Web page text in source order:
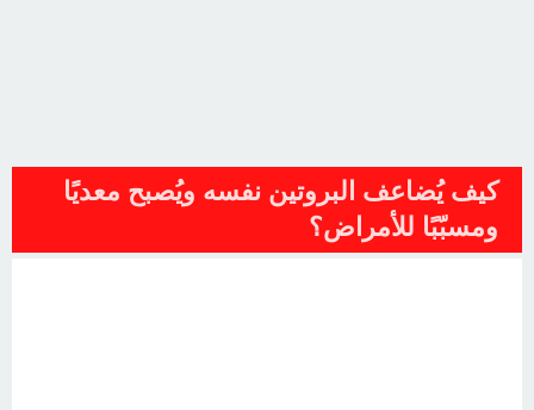
كيف يُضاعف البروتين نفسه ويُصبح معديًا
ومسبّبًا للأمراض؟